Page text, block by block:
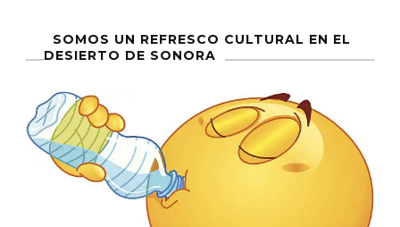
SOMOS UN REFRESCO CULTURAL EN EL
DESIERTO DE SONORA